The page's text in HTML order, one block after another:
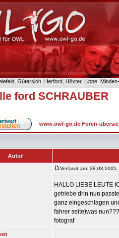
Gütersloh, Herford, Höxter, Lippe,
ford SCHRAUBER
www.owl-go.de Foren-
Autor
Verfasst am:
HALLO LIEBE LEUTE
getriebe drin nun
ganz eingeschlagen
fahrer seite)was
fotograf